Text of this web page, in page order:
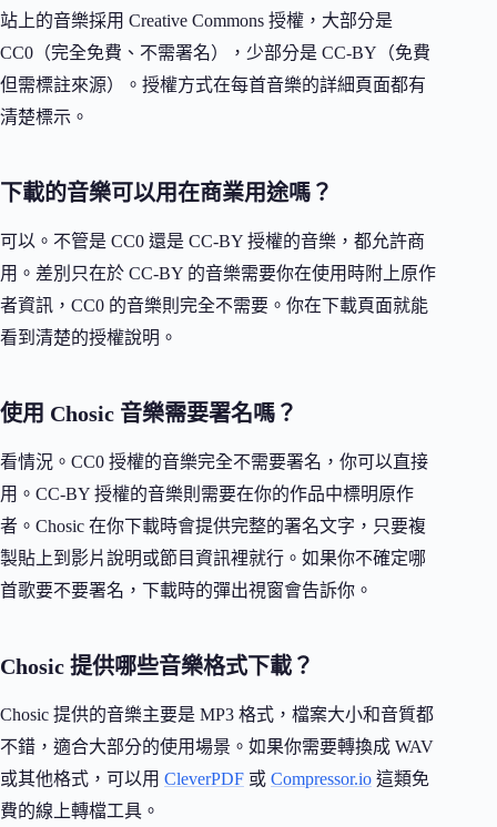
站上的音樂採用 Creative Commons 授權，大部分是
CC0（完全免費、不需署名），少部分是 CC-BY（免費
但需標註來源）。授權方式在每首音樂的詳細頁面都有
清楚標示。
下載的音樂可以用在商業用途嗎？
可以。不管是 CC0 還是 CC-BY 授權的音樂，都允許商
用。差別只在於 CC-BY 的音樂需要你在使用時附上原作
者資訊，CC0 的音樂則完全不需要。你在下載頁面就能
看到清楚的授權說明。
使用 Chosic 音樂需要署名嗎？
看情況。CC0 授權的音樂完全不需要署名，你可以直接
用。CC-BY 授權的音樂則需要在你的作品中標明原作
者。Chosic 在你下載時會提供完整的署名文字，只要複
製貼上到影片說明或節目資訊裡就行。如果你不確定哪
首歌要不要署名，下載時的彈出視窗會告訴你。
Chosic 提供哪些音樂格式下載？
Chosic 提供的音樂主要是 MP3 格式，檔案大小和音質都
不錯，適合大部分的使用場景。如果你需要轉換成 WAV
或其他格式，可以用 CleverPDF 或 Compressor.io 這類免
費的線上轉檔工具。